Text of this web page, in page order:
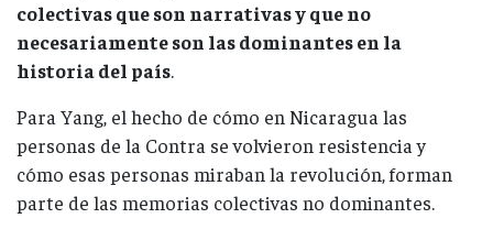
colectivas que son narrativas y que no
necesariamente son las dominantes en la
historia del país.
Para Yang, el hecho de cómo en Nicaragua las
personas de la Contra se volvieron resistencia y
cómo esas personas miraban la revolución, forman
parte de las memorias colectivas no dominantes.